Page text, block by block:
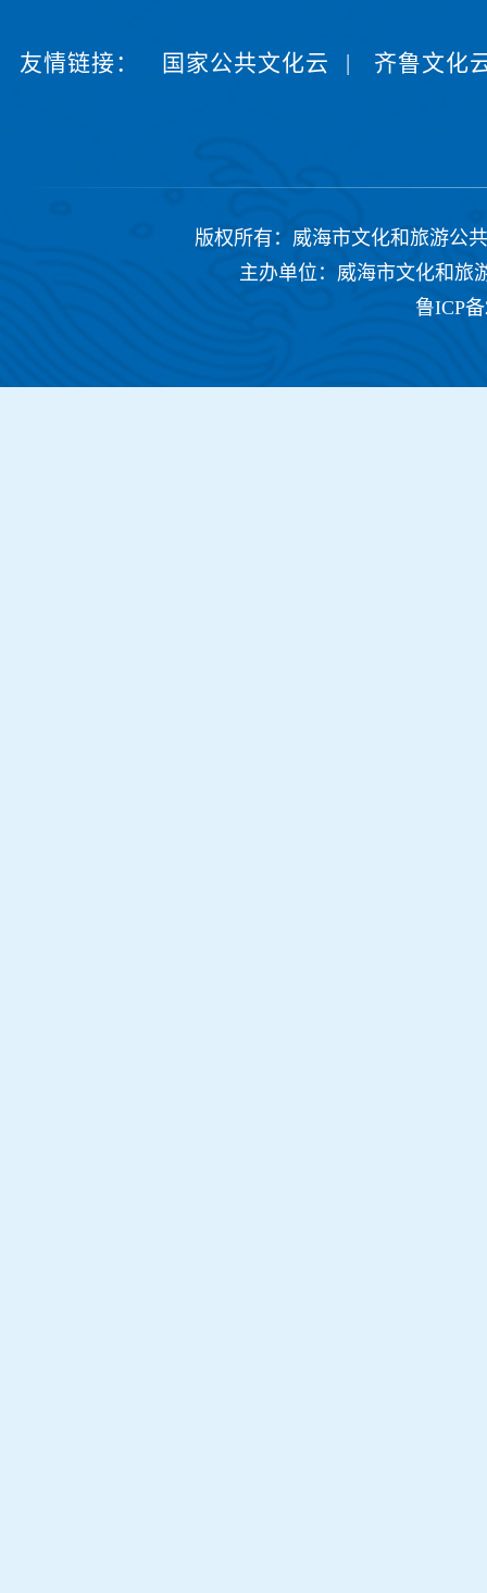
友情链接： 国家公共文化云 | 齐鲁文化
版权所有：威海市文化和旅游公共
主办单位：威海市文化和旅
鲁ICP备